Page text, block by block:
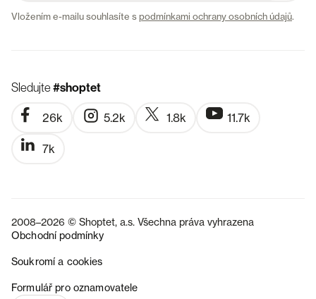
Vložením e-mailu souhlasíte spodmínkami ochrany osobních údajů.
Sledujte#shoptet
26k 5.2k 1.8k 11.7k
7k
2008–2026 © Shoptet, a.s. Všechna práva vyhrazena
Obchodní podmínky
Soukromí a cookies
Formulář pro oznamovatele